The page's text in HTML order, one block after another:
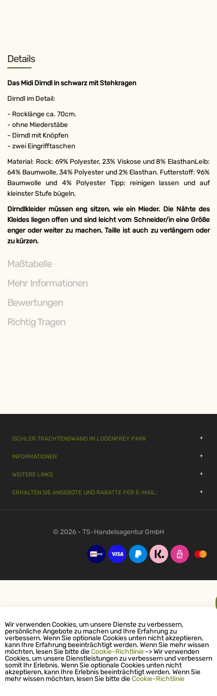
Details
Das Midi Dirndl in schwarz mit Stehkragen
Dirndl im Detail:
- Rocklänge ca. 70cm.
- ohne Miederstäbe
- Dirndl mit Knöpfen
- zwei Eingrifftaschen
Material: Rock: 69% Polyester, 23% Viskose und 8% ElasthanLeib:
64% Baumwolle, 34% Polyester und 2% Elasthan. Futterstoff: 96%
Baumwolle und 4% Polyester Tipp: reinigen lassen und auf
kleinster Stufe bügeln.
Dirndlkleider müssen eng sitzen, wie ein Mieder. Die Nähte des
Kleides liegen offen und sind leicht vom Schneider/in eine Größe
enger oder weiter zu machen. Taille ist auch zu verlängern oder
zu kürzen.
Maßtabelle
Mehr Informationen
Bewertungen
Richtig Tragen
ISCHLER TRACHTENGWAND IM LODENFREY PARK
INFORMATIONEN
WEITERE LINKS
ERHALTEN SIE ANGEBOTE UND RABATTE PER E-MAIL:
© 2026 - TS-Handelsagentur GmbH
Wir verwenden Cookies, um unsere Dienste zu verbessern,
persönliche Angebote zu machen und Ihre Erfahrung zu
verbessern. Wenn Sie optionale Cookies unten nicht akzeptieren,
kann Ihre Erfahrung beeinträchtigt werden. Wenn Sie mehr wissen
möchten, lesen Sie bitte dieCookie-Richtlinie -> Wir verwenden
Cookies, um unsere Dienstleistungen zu verbessern und verbessern
somit Ihr Erlebnis. Wenn Sie optionale Cookies unten nicht
akzeptieren, kann Ihre Erlebnis beeinträchtigt werden. Wenn Sie
mehr wissen möchten, lesen Sie bitte dieCookie-Richtlinie